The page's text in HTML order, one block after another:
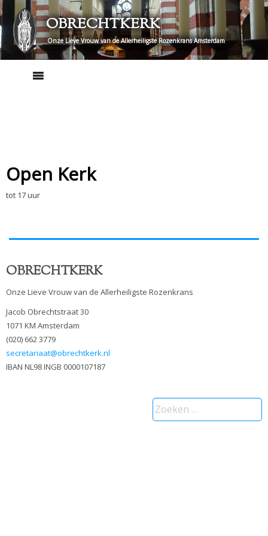
Skip
to
content
OBRECHTKERK
Onze Lieve Vrouw van de Allerheiligste Rozenkrans Amsterdam
Open Kerk
tot 17 uur
OBRECHTKERK
Onze Lieve Vrouw van de Allerheiligste Rozenkrans
Jacob Obrechtstraat 30
1071 KM Amsterdam
(020) 662 3779
secretariaat@obrechtkerk.nl
IBAN NL98 INGB 0000107187
Zoeken
naar: